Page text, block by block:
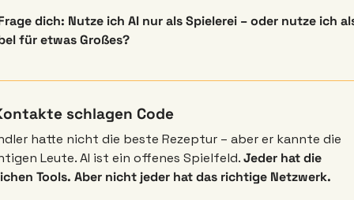
dich: Nutze ich AI nur als Spielerei – oder nutze ich
für etwas Großes?
schlagen Code
hatte nicht die beste Rezeptur – aber er kannte die
Leute. AI ist ein offenes Spielfeld. Jeder hat die
Tools. Aber nicht jeder hat das richtige Netzwerk.